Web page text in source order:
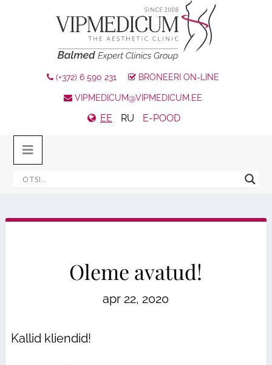
(+372) 6 590 231 BRONEERI ON-LINE
VIPMEDICUM@VIPMEDICUM.EE
EE RU E-POOD
Oleme avatud!
apr 22, 2020
Kallid kliendid!